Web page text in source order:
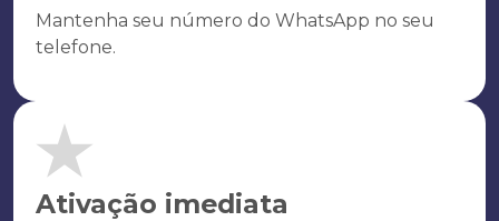
Mantenha seu número do WhatsApp no seu
telefone.
Ativação imediata